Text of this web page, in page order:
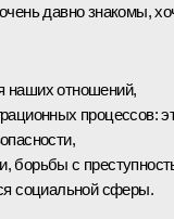
давно знакомы,
наших отношений,
процессов:
борьбы с
социальной сферы.